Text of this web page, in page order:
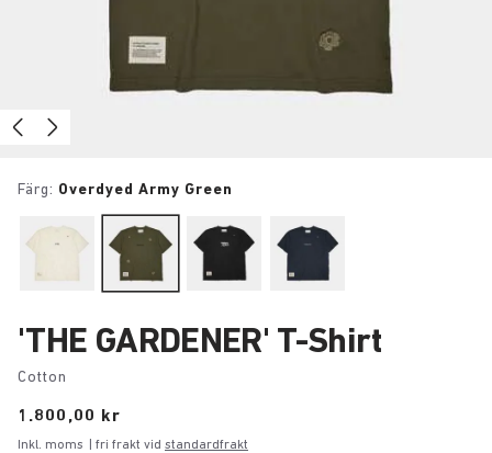
Färg: Overdyed Army Green
'THE GARDENER' T-Shirt
Cotton
Price:
1.800,00 kr
Inkl. moms | fri frakt vid standardfrakt